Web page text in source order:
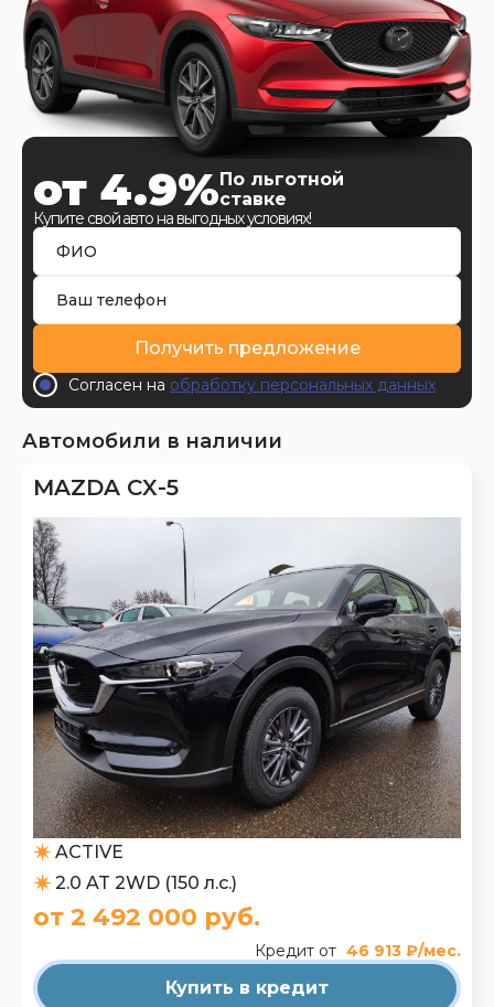
от 4.9% По льготной
ставке
Купите свой авто на выгодных условиях!
Получить предложение
Согласен на обработку персональных данных
Автомобили в наличии
MAZDA CX-5
ACTIVE
2.0 AT 2WD (150 л.с.)
от 2 492 000 руб.
Кредит от 46 913 ₽/мес.
Купить в кредит